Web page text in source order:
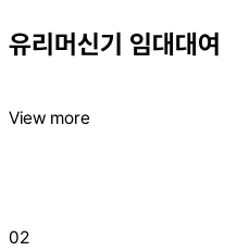
유리머신기 임대대여
View more
02